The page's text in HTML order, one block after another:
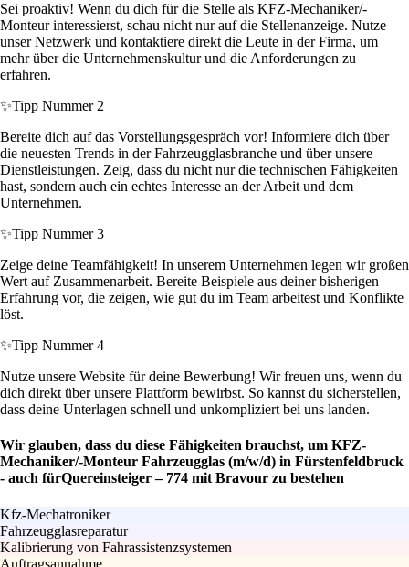
Sei proaktiv! Wenn du dich für die Stelle als KFZ-Mechaniker/-
Monteur interessierst, schau nicht nur auf die Stellenanzeige. Nutze
unser Netzwerk und kontaktiere direkt die Leute in der Firma, um
mehr über die Unternehmenskultur und die Anforderungen zu
erfahren.
✨Tipp Nummer 2
Bereite dich auf das Vorstellungsgespräch vor! Informiere dich über
die neuesten Trends in der Fahrzeugglasbranche und über unsere
Dienstleistungen. Zeig, dass du nicht nur die technischen Fähigkeiten
hast, sondern auch ein echtes Interesse an der Arbeit und dem
Unternehmen.
✨Tipp Nummer 3
Zeige deine Teamfähigkeit! In unserem Unternehmen legen wir großen
Wert auf Zusammenarbeit. Bereite Beispiele aus deiner bisherigen
Erfahrung vor, die zeigen, wie gut du im Team arbeitest und Konflikte
löst.
✨Tipp Nummer 4
Nutze unsere Website für deine Bewerbung! Wir freuen uns, wenn du
dich direkt über unsere Plattform bewirbst. So kannst du sicherstellen,
dass deine Unterlagen schnell und unkompliziert bei uns landen.
Wir glauben, dass du diese Fähigkeiten brauchst, um KFZ-
Mechaniker/-Monteur Fahrzeugglas (m/w/d) in Fürstenfeldbruck
- auch fürQuereinsteiger – 774 mit Bravour zu bestehen
Kfz-Mechatroniker
Fahrzeugglasreparatur
Kalibrierung von Fahrassistenzsystemen
Auftragsannahme